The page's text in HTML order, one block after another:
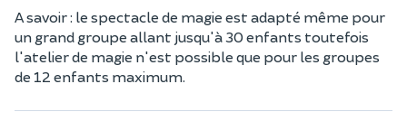
A savoir : le spectacle de magie est adapté même pour
un grand groupe allant jusqu'à 30 enfants toutefois
l'atelier de magie n'est possible que pour les groupes
de 12 enfants maximum.